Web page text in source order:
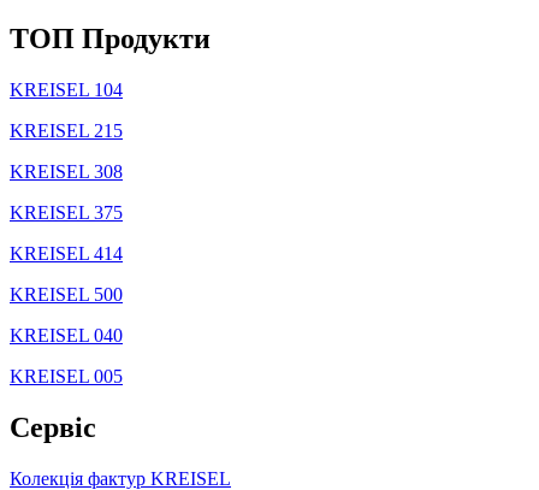
TOП Продукти
KREISEL 104
KREISEL 215
KREISEL 308
KREISEL 375
KREISEL 414
KREISEL 500
KREISEL 040
KREISEL 005
Сервіс
Колекція фактур KREISEL